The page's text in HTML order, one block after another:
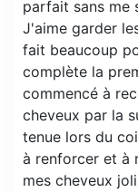
parfait sans me
J'aime garder
fait beaucoup
complète la
commencé à
cheveux par la
tenue lors du
à renforcer et à
mes cheveux